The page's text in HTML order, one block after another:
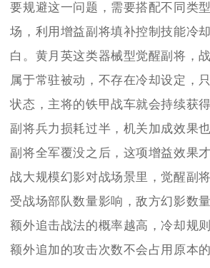
要规避这一问题，需要搭配不同类
场，利用增益副将填补控制技能冷
白。黄月英这类器械型觉醒副将，
属于常驻被动，不存在冷却设定，
状态，主将的铁甲战车就会持续获
副将兵力损耗过半，机关加成效果
副将全军覆没之后，这项增益效果
战大规模幻影对战场景里，觉醒副
受战场部队数量影响，敌方幻影数
额外追击战法的概率越高，冷却规
额外追加的攻击次数不会占用原本